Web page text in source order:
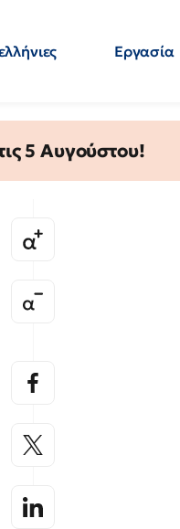
Εργασία
5 Αυγούστου!